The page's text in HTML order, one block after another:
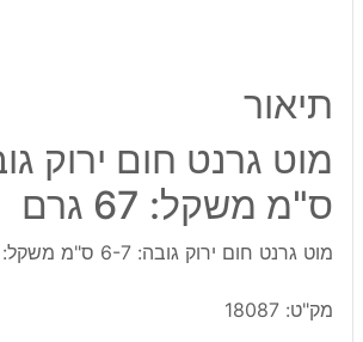
תיאור
ס"מ משקל: 67 גרם
מוט גרנט חום ירוק גובה: 6-7 ס"מ משקל: 67 גרם
מק"ט: 18087